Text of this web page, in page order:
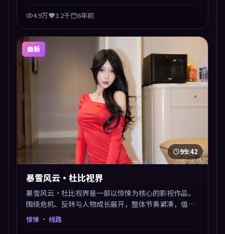
4.9万 3.2千 6年前
最新
99:42
暴雪风云·杜比视界
暴雪风云·杜比视界是一部以惊悚为核心的影视作品，
围绕危机、反转与人物成长展开，整体节奏紧凑，值得
推荐观看。
惊悚 · 线路